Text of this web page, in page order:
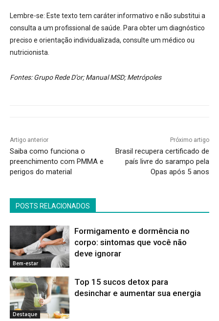
Lembre-se: Este texto tem caráter informativo e não substitui a
consulta a um profissional de saúde. Para obter um diagnóstico
preciso e orientação individualizada, consulte um médico ou
nutricionista.
Fontes: Grupo Rede D’or; Manual MSD; Metrópoles
Artigo anterior
Saiba como funciona o
preenchimento com PMMA e
perigos do material
Próximo artigo
Brasil recupera certificado de
país livre do sarampo pela
Opas após 5 anos
POSTS RELACIONADOS
Bem-estar
Formigamento e dormência no
corpo: sintomas que você não
deve ignorar
Destaque
Top 15 sucos detox para
desinchar e aumentar sua energia